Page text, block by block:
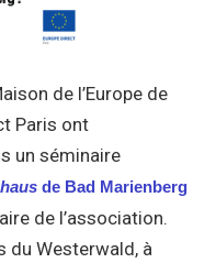
de l’Europe de
Paris ont
un séminaire
de Bad Marienberg
de l’association.
du Westerwald, à